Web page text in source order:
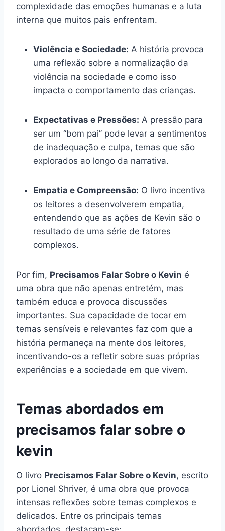
complexidade das emoções humanas e a luta
interna que muitos pais enfrentam.
Violência e Sociedade: A história provoca
uma reflexão sobre a normalização da
violência na sociedade e como isso
impacta o comportamento das crianças.
Expectativas e Pressões: A pressão para
ser um “bom pai” pode levar a sentimentos
de inadequação e culpa, temas que são
explorados ao longo da narrativa.
Empatia e Compreensão: O livro incentiva
os leitores a desenvolverem empatia,
entendendo que as ações de Kevin são o
resultado de uma série de fatores
complexos.
Por fim, Precisamos Falar Sobre o Kevin é
uma obra que não apenas entretém, mas
também educa e provoca discussões
importantes. Sua capacidade de tocar em
temas sensíveis e relevantes faz com que a
história permaneça na mente dos leitores,
incentivando-os a refletir sobre suas próprias
experiências e a sociedade em que vivem.
Temas abordados em
precisamos falar sobre o
kevin
O livro Precisamos Falar Sobre o Kevin, escrito
por Lionel Shriver, é uma obra que provoca
intensas reflexões sobre temas complexos e
delicados. Entre os principais temas